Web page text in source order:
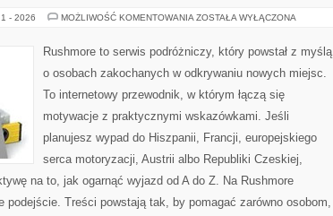
- 2026 MOŻLIWOŚĆ KOMENTOWANIA FRANCJA
ZOSTAŁA WYŁĄCZONA
Rushmore to serwis podróżniczy, który powstał z myślą
o osobach zakochanych w odkrywaniu nowych miejsc.
To internetowy przewodnik, w którym łączą się
motywacje z praktycznymi wskazówkami. Jeśli
planujesz wypad do Hiszpanii, Francji, europejskiego
serca motoryzacji, Austrii albo Republiki Czeskiej,
na to, jak ogarnąć wyjazd od A do Z. Na Rushmore
podejście. Treści powstają tak, by pomagać zarówno osobom,